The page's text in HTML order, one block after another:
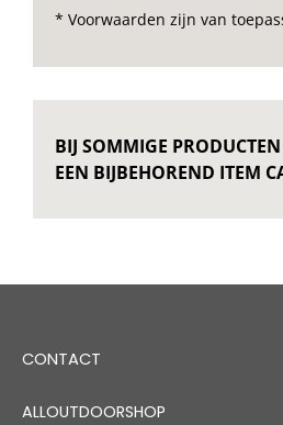
* Voorwaarden zijn van
BIJ SOMMIGE
EEN BIJBEHOREND ITEM
CONTACT
ALLOUTDOORSHOP